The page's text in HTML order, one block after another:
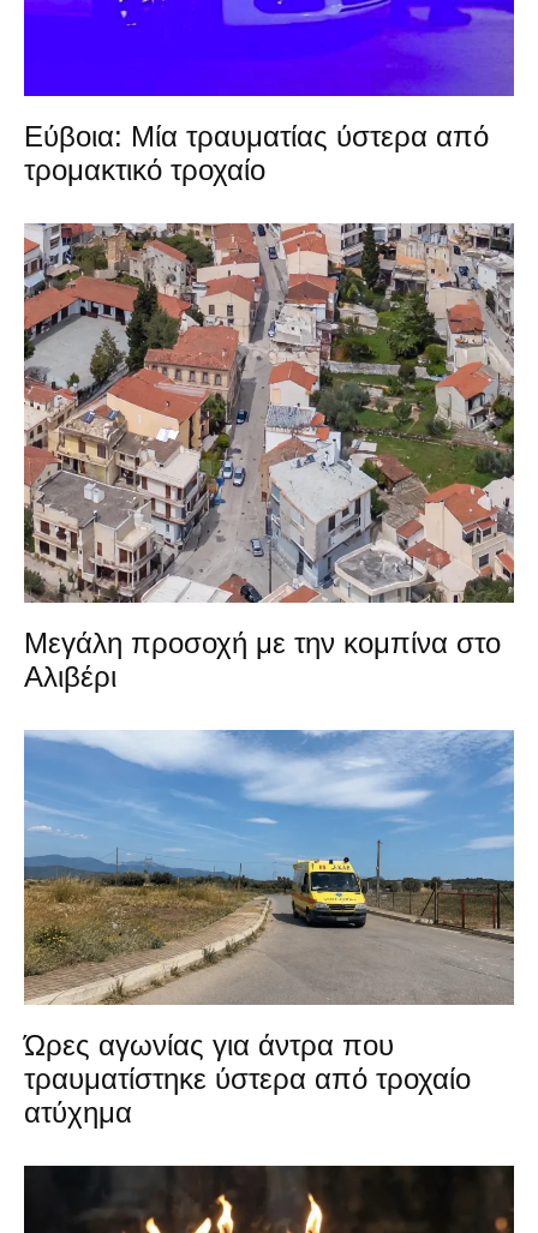
Εύβοια: Μία τραυματίας ύστερα από
τρομακτικό τροχαίο
Μεγάλη προσοχή με την κομπίνα στο
Αλιβέρι
Ώρες αγωνίας για άντρα που
τραυματίστηκε ύστερα από τροχαίο
ατύχημα